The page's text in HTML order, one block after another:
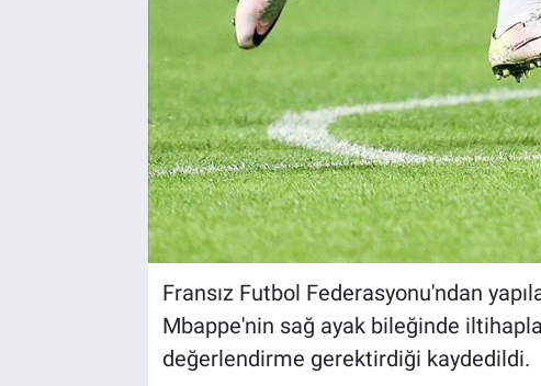
Fransız Futbol Federasyonu'ndan
Mbappe'nin sağ ayak bileğinde
değerlendirme gerektirdiği kaydedildi.